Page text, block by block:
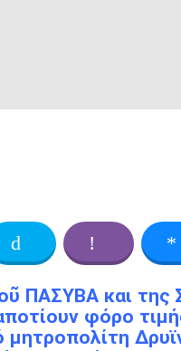
ΠΑΣΥΒΑ και της
φόρο
μητροπολίτη